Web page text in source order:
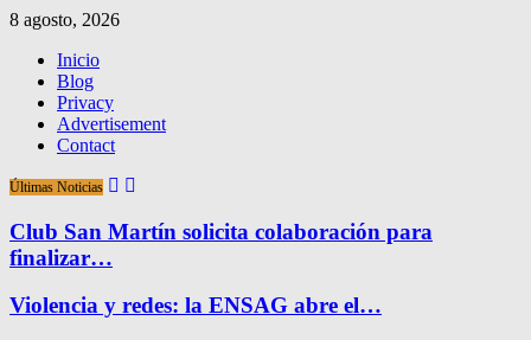
8 agosto, 2026
Inicio
Blog
Privacy
Advertisement
Contact
Últimas Noticias
Club San Martín solicita colaboración para
finalizar…
Violencia y redes: la ENSAG abre el…